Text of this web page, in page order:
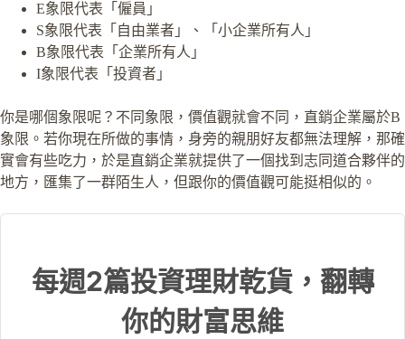
E象限代表「僱員」
S象限代表「自由業者」、「小企業所有人」
B象限代表「企業所有人」
I象限代表「投資者」
你是哪個象限呢？不同象限，價值觀就會不同，直銷企業屬於B
象限。若你現在所做的事情，身旁的親朋好友都無法理解，那確
實會有些吃力，於是直銷企業就提供了一個找到志同道合夥伴的
地方，匯集了一群陌生人，但跟你的價值觀可能挺相似的。
每週2篇投資理財乾貨，翻轉
你的財富思維